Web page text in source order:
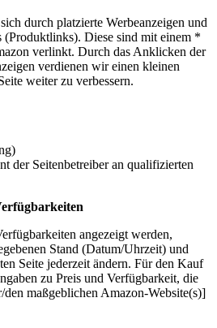
durch platzierte Werbeanzeigen und
Diese sind mit einem *
verlinkt. Durch das Anklicken der
verdienen wir einen kleinen
weiter zu verbessern.
der Seitenbetreiber an qualifizierten
angezeigt werden,
Stand (Datum/Uhrzeit) und
Seite jederzeit ändern. Für den Kauf
zu Preis und Verfügbarkeit, die
maßgeblichen Amazon-Website(s)]